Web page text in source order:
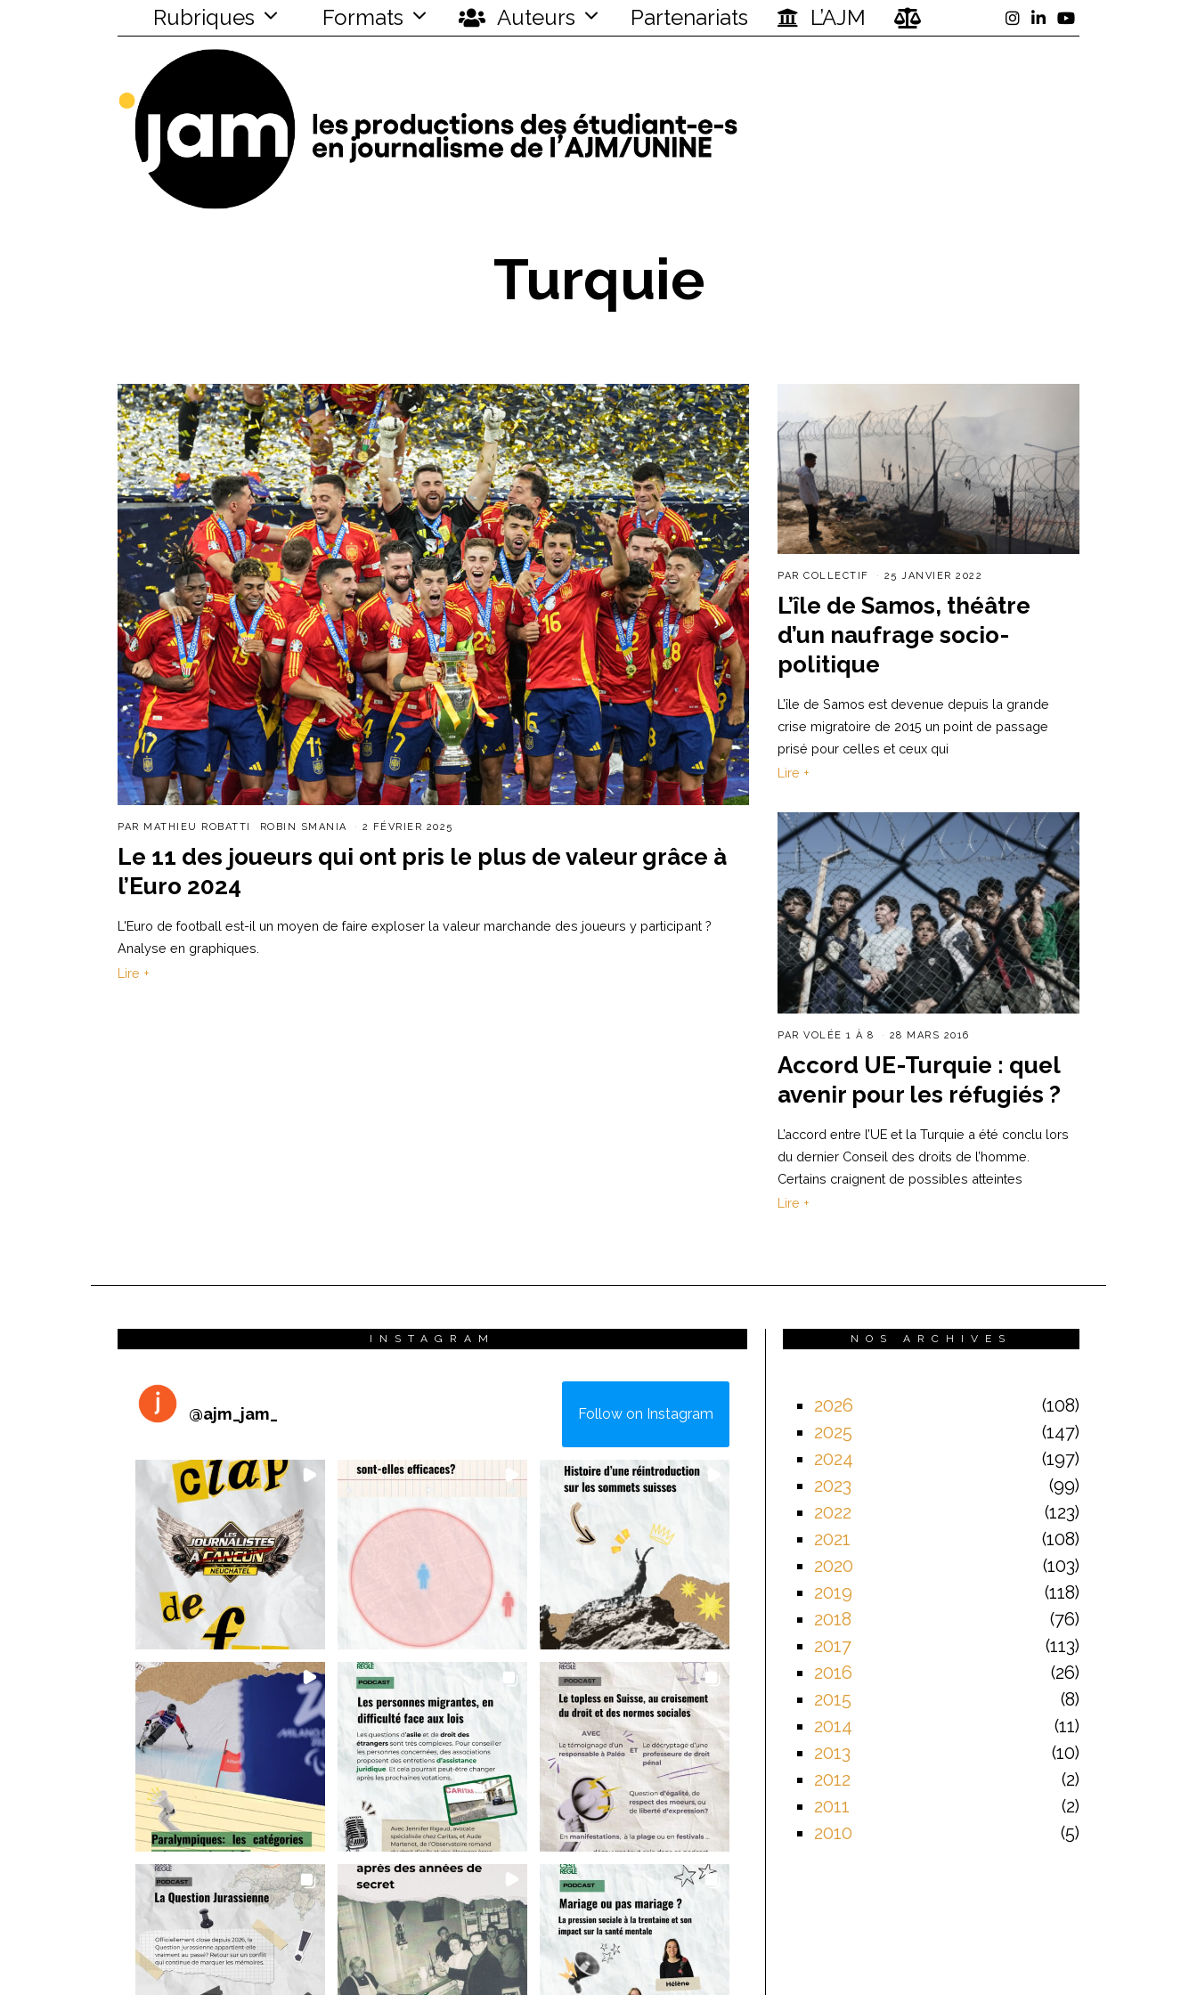
Rubriques Formats Auteurs Partenariats L’AJM
Turquie
PAR MATHIEU ROBATTI ROBIN SMANIA 2 FÉVRIER 2025
Le 11 des joueurs qui ont pris le plus de valeur grâce à
l’Euro 2024
L'Euro de football est-il un moyen de faire exploser la valeur marchande des joueurs y participant ?
Analyse en graphiques.
Lire +
PARCOLLECTIF 25 JANVIER 2022
L’île de Samos, théâtre
d’un naufrage socio-
politique
L’île de Samos est devenue depuis la grande
crise migratoire de 2015 un point de passage
prisé pour celles et ceux qui
Lire +
PARVOLÉE 1 À 8 28 MARS 2016
Accord UE-Turquie : quel
avenir pour les réfugiés ?
L’accord entre l’UE et la Turquie a été conclu lors
du dernier Conseil des droits de l’homme.
Certains craignent de possibles atteintes
Lire +
INSTAGRAM
@ajm_jam_ Follow on Instagram
NOS ARCHIVES
2026
108
2025
147
2024
197
2023
99
2022
123
2021
108
2020
103
2019
118
2018
76
2017
113
2016
26
2015
8
2014
11
2013
10
2012
2
2011
2
2010
5